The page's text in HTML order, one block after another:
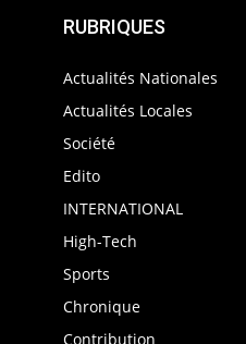
RUBRIQUES
Actualités Nationales
Actualités Locales
Société
Edito
INTERNATIONAL
High-Tech
Sports
Chronique
Contribution